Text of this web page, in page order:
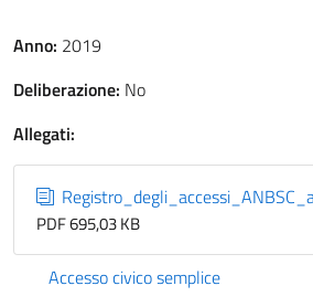
Anno: 2019
Deliberazione: No
Allegati:
PDF 695,03 KB
Accesso civico semplice